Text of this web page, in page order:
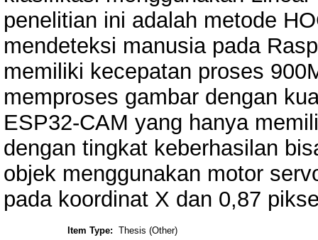
penelitian ini adalah metode
mendeteksi manusia pada
memiliki kecepatan proses
memproses gambar dengan
ESP32-CAM yang hanya
dengan tingkat keberhasilan
objek menggunakan motor
pada koordinat X dan 0,87
Item Type: Thesis (Other)